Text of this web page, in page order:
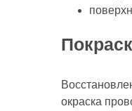
окраска